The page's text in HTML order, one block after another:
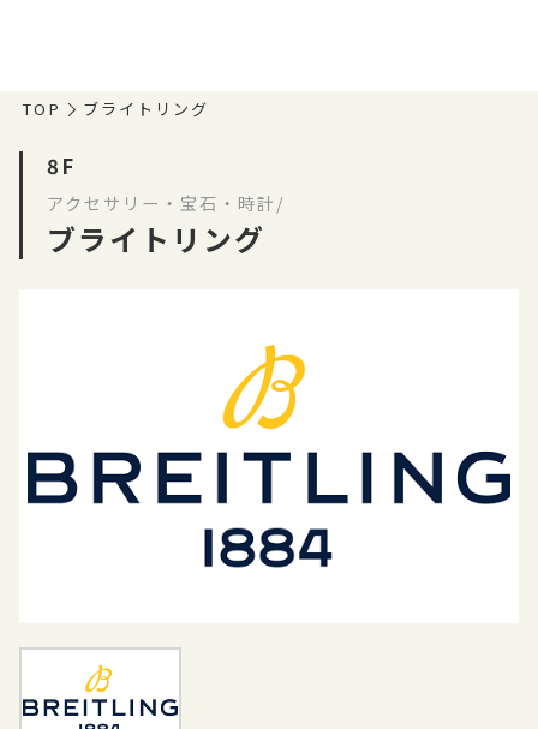
TOP ブライトリング
8F
アクセサリー・宝石・時計/
ブライトリング